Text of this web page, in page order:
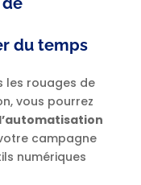
du temps
les rouages de
vous pourrez
l’automatisation
campagne
numériques